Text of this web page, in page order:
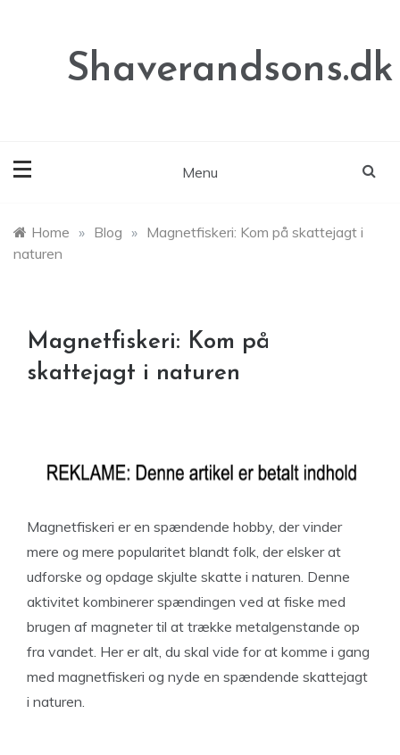
Shaverandsons.dk
Menu
Home » Blog » Magnetfiskeri: Kom på skattejagt i
naturen
Magnetfiskeri: Kom på
skattejagt i naturen
Magnetfiskeri er en spændende hobby, der vinder
mere og mere popularitet blandt folk, der elsker at
udforske og opdage skjulte skatte i naturen. Denne
aktivitet kombinerer spændingen ved at fiske med
brugen af magneter til at trække metalgenstande op
fra vandet. Her er alt, du skal vide for at komme i gang
med magnetfiskeri og nyde en spændende skattejagt
i naturen.